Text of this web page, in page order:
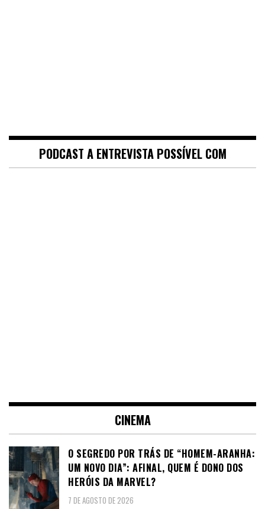
PODCAST A ENTREVISTA POSSÍVEL COM
CINEMA
O SEGREDO POR TRÁS DE “HOMEM-ARANHA:
UM NOVO DIA”: AFINAL, QUEM É DONO DOS
HERÓIS DA MARVEL?
7 DE AGOSTO DE 2026